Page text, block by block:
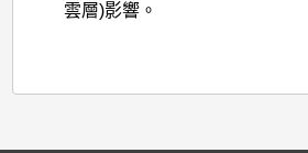
雲層)影響。